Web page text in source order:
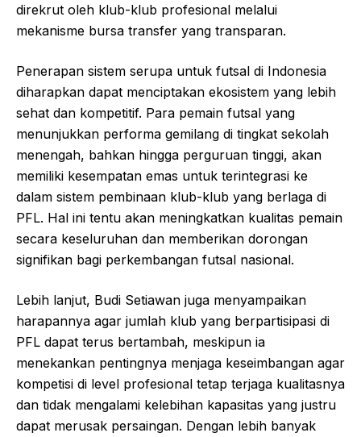
direkrut oleh klub-klub profesional melalui
mekanisme bursa transfer yang transparan.
Penerapan sistem serupa untuk futsal di Indonesia
diharapkan dapat menciptakan ekosistem yang lebih
sehat dan kompetitif. Para pemain futsal yang
menunjukkan performa gemilang di tingkat sekolah
menengah, bahkan hingga perguruan tinggi, akan
memiliki kesempatan emas untuk terintegrasi ke
dalam sistem pembinaan klub-klub yang berlaga di
PFL. Hal ini tentu akan meningkatkan kualitas pemain
secara keseluruhan dan memberikan dorongan
signifikan bagi perkembangan futsal nasional.
Lebih lanjut, Budi Setiawan juga menyampaikan
harapannya agar jumlah klub yang berpartisipasi di
PFL dapat terus bertambah, meskipun ia
menekankan pentingnya menjaga keseimbangan agar
kompetisi di level profesional tetap terjaga kualitasnya
dan tidak mengalami kelebihan kapasitas yang justru
dapat merusak persaingan. Dengan lebih banyak